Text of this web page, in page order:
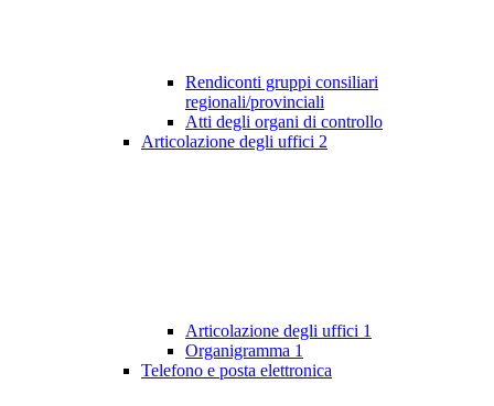
Rendiconti gruppi consiliari
regionali/provinciali
Atti degli organi di controllo
Articolazione degli uffici 2
Articolazione degli uffici 1
Organigramma 1
Telefono e posta elettronica